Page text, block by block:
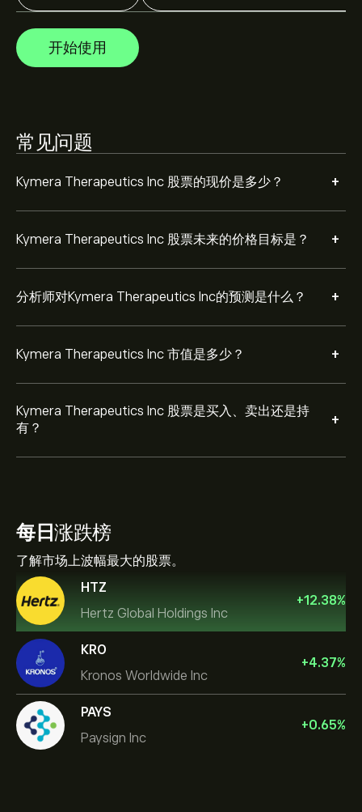
开始使用
常见问题
Kymera Therapeutics Inc 股票的现价是多少？ +
Kymera Therapeutics Inc 股票未来的价格目标是？ +
分析师对Kymera Therapeutics Inc的预测是什么？ +
Kymera Therapeutics Inc 市值是多少？ +
Kymera Therapeutics Inc 市值为 ‎$‎8.75B 美元
Kymera Therapeutics Inc 股票是买入、卖出还是持
有？
+
每日涨跌榜
了解市场上波幅最大的股票。
HTZ
Hertz Global Holdings Inc
+12.38%
KRO
Kronos Worldwide Inc
+4.37%
PAYS
Paysign Inc
+0.65%